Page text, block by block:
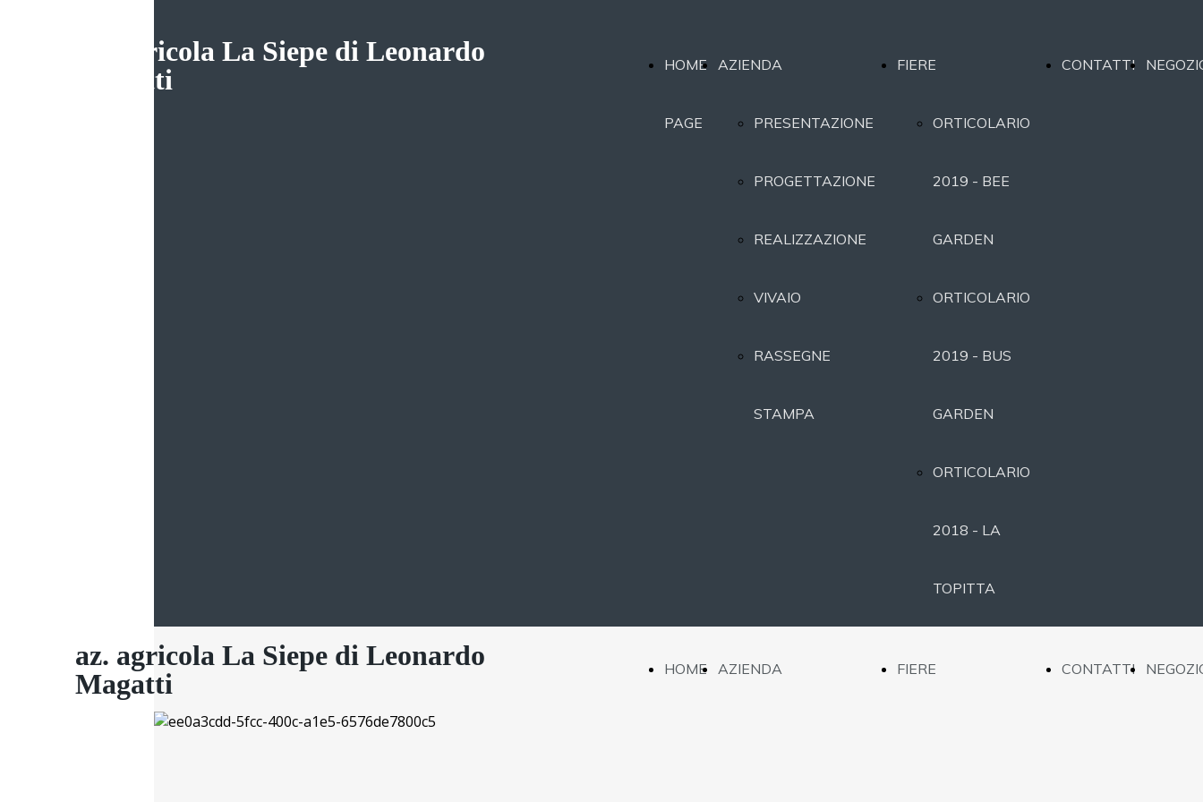
HOME
PAGE
AZIENDA
PRESENTAZIONE
PROGETTAZIONE
REALIZZAZIONE
VIVAIO
RASSEGNE
STAMPA
FIERE
ORTICOLARIO
2019 - BEE
GARDEN
ORTICOLARIO
2019 - BUS
GARDEN
ORTICOLARIO
2018 - LA
TOPITTA
CONTATTI
az. agricola La Siepe di Leonardo
Magatti
HOME AZIENDA FIERE CONTATTI
az. agricola La Siepe di Leonardo
Magatti